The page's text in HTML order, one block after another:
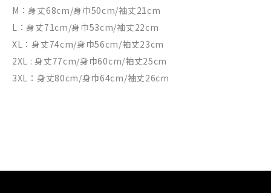
M：身丈68cm/身巾50cm/袖丈21cm
L：身丈71cm/身巾53cm/袖丈22cm
XL：身丈74cm/身巾56cm/袖丈23cm
2XL : 身丈77cm/身巾60cm/袖丈25cm
3XL：身丈80cm/身巾64cm/袖丈26cm